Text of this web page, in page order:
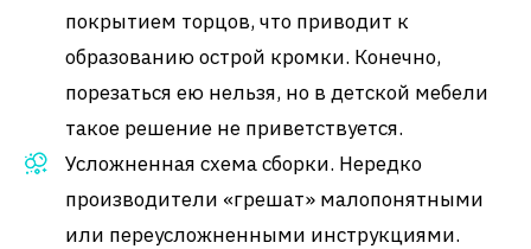
покрытием торцов, что приводит к
образованию острой кромки. Конечно,
порезаться ею нельзя, но в детской мебели
такое решение не приветствуется.
Усложненная схема сборки. Нередко
производители «грешат» малопонятными
или переусложненными инструкциями.